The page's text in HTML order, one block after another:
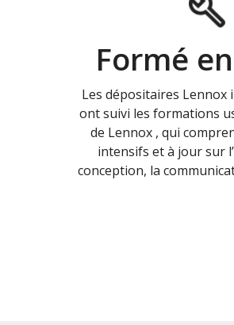
Formé
Les dépositaires Lennox
ont suivi les formations
de Lennox , qui
intensifs et à jour sur
conception, la